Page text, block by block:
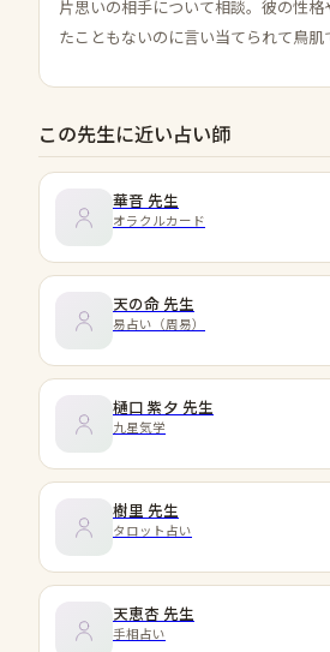
片思いの相手について相談。彼の性格
たこともないのに言い当てられて鳥肌
この先生に近い占い師
華音 先生
オラクルカード
天の命 先生
易占い（周易）
樋口 紫夕 先生
九星気学
樹里 先生
タロット占い
天恵杏 先生
手相占い